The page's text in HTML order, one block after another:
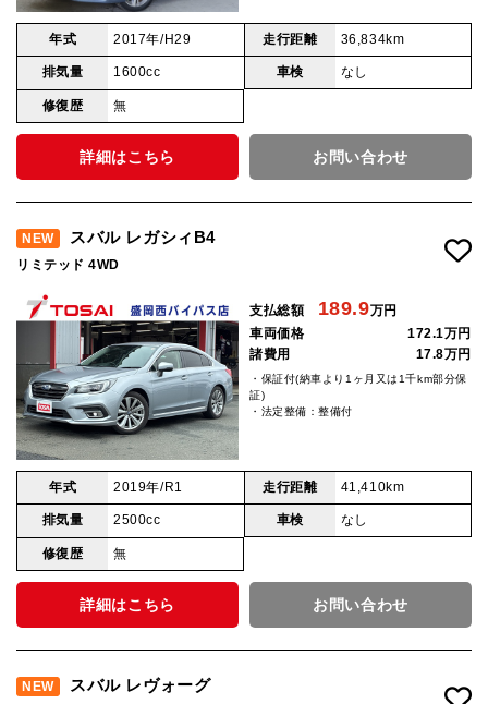
年式 2017年/H29 走行距離 36,834km
排気量 1600cc 車検 なし
修復歴 無
詳細はこちら お問い合わせ
NEW スバル レガシィB4
リミテッド 4WD
支払総額 189.9万円
車両価格
172.1万円
諸費用
17.8万円
・保証付(納車より1ヶ月又は1千km部分保
証)
・法定整備：整備付
年式 2019年/R1 走行距離 41,410km
排気量 2500cc 車検 なし
修復歴 無
詳細はこちら お問い合わせ
NEW スバル レヴォーグ